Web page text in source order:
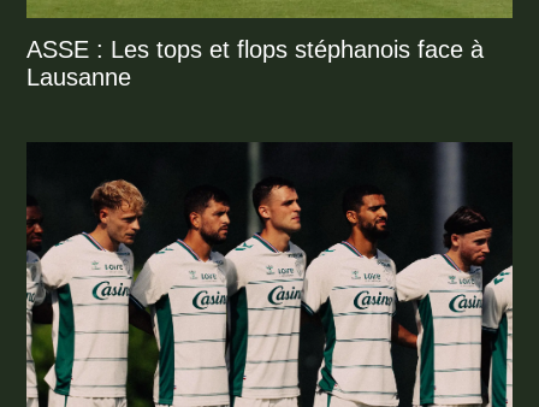
ASSE : Les tops et flops stéphanois face à
Lausanne